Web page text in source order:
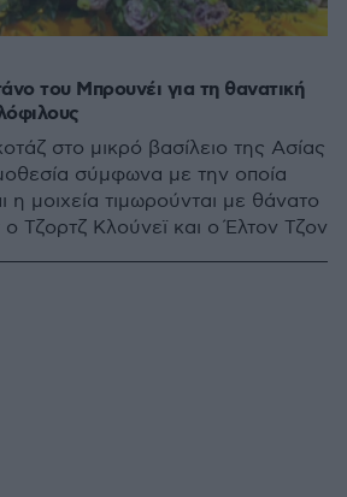
του Μπρουνέι για τη θανατική
στο μικρό βασίλειο της Ασίας
σύμφωνα με την οποία
η μοιχεία τιμωρούνται με θάνατο
Τζορτζ Κλούνεϊ και ο Έλτον Τζον